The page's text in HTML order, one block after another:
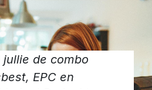
de combo
EPC en